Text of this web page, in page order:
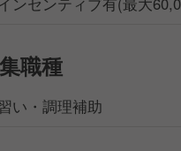
職種
い・調理補助